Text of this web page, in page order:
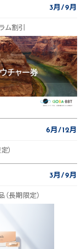
3月 9月
ム割引
6月 12月
）
3月 9月
長期限定）